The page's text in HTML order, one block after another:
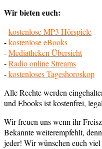
Wir bieten euch:
-kostenlose MP3 Hörspiele
-kostenlose eBooks
-Mediatheken Übersicht
-Radio online Streams
-kostenloses Tageshoroskop
Alle Rechte werden
und Ebooks ist kostenfrei,
Wir freuen uns wenn ihr
Bekannte weiterempfehlt,
jeder! Wir wünschen euch